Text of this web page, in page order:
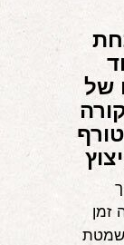
התנהגות
נוספות
ותשובות
הורים ממליצים
של
זמן